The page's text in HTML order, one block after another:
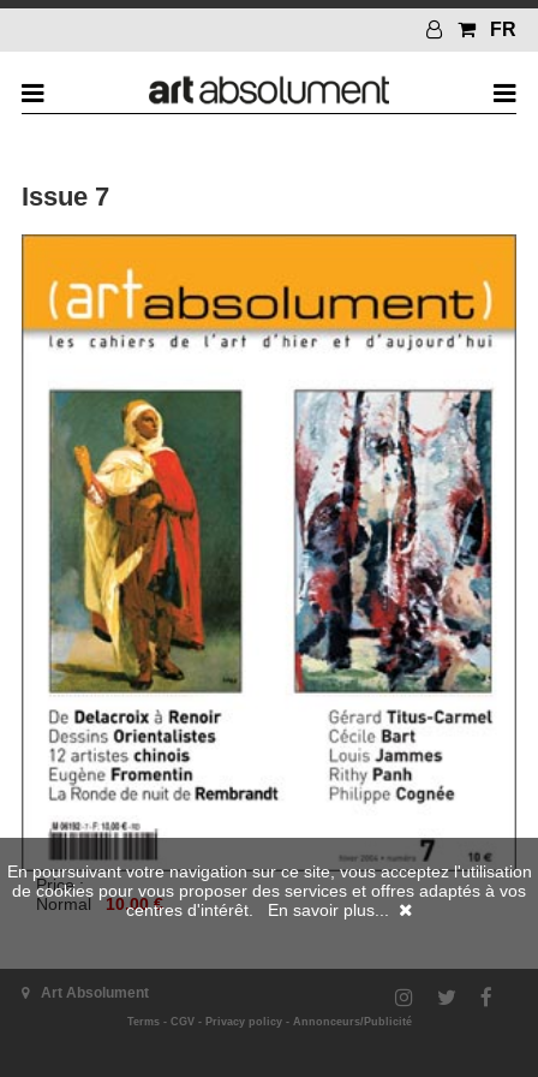
FR
Issue 7
Price :
Normal
10.00 €
Available in digital
Art Absolument
Terms- CGV- Privacy policy- Annonceurs/Publicité
En poursuivant votre navigation sur ce site, vous acceptez l'utilisation
de cookies pour vous proposer des services et offres adaptés à vos
centres d'intérêt. En savoir plus...